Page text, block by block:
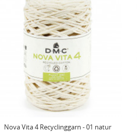
Nova Vita 4 Recyclinggarn - 01 natur